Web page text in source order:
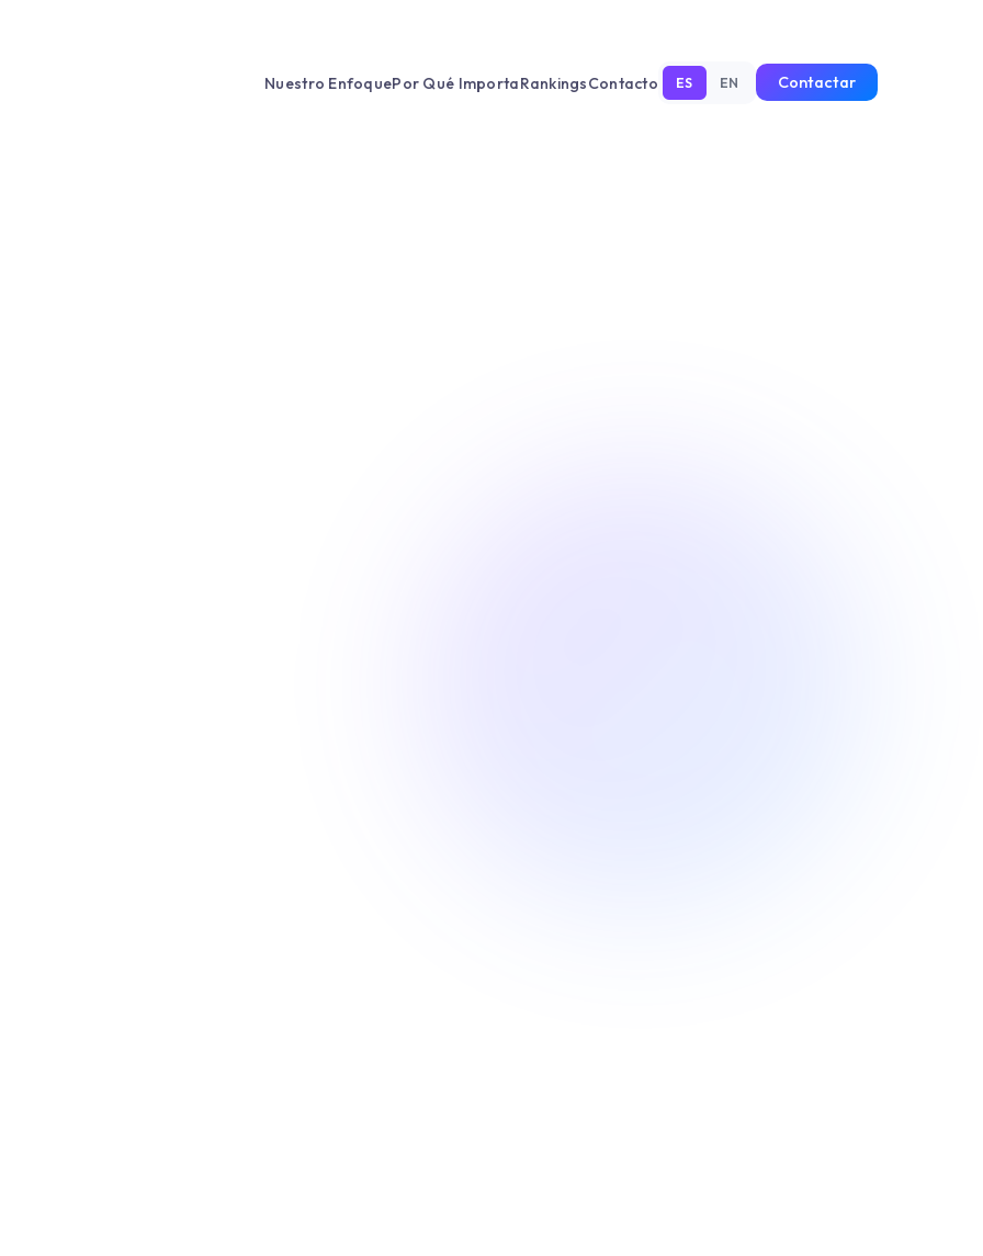
Nuestro EnfoquePor Qué ImportaRankingsContacto ES EN Contactar